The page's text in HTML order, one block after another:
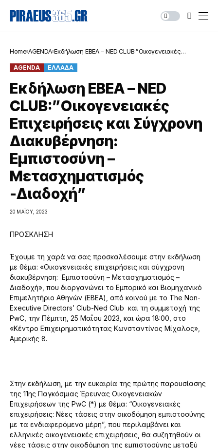
Home AGENDA Εκδήλωση ΕΒΕΑ – NED CLUB:”Οικογενειακές
Εμπιστοσύνη – Μετασχηματισμός -Διαδοχή”
AGENDA ΕΛΛΑΔΑ
Εκδήλωση ΕΒΕΑ – NED
CLUB:”Οικογενειακές
Επιχειρήσεις και Σύγχρονη
Διακυβέρνηση:
Εμπιστοσύνη –
Μετασχηματισμός
-Διαδοχή”
20 ΜΑΪ́ΟΥ, 2023
ΠΡΟΣΚΛΗΣΗ
Έχουμε τη χαρά να σας προσκαλέσουμε στην εκδήλωση
με θέμα: «Οικογενειακές επιχειρήσεις και σύγχρονη
διακυβέρνηση: Εμπιστοσύνη – Μετασχηματισμός –
Διαδοχή», που διοργανώνει το Εμπορικό και Βιομηχανικό
Επιμελητήριο Αθηνών (ΕΒΕΑ), από κοινού με το The Non-
Executive Directors’ Club-Ned Club και τη συμμετοχή της
PwC, την Πέμπτη, 25 Μαΐου 2023, και ώρα 18:00, στο
«Κέντρο Επιχειρηματικότητας Κωνσταντίνος Μίχαλος»,
Αμερικής 8.
Στην εκδήλωση, με την ευκαιρία της πρώτης παρουσίασης
της 11ης Παγκόσμιας Έρευνας Οικογενειακών
Επιχειρήσεων της PwC (*) με θέμα: “Οικογενειακές
επιχειρήσεις: Νέες τάσεις στην οικοδόμηση εμπιστοσύνης
με τα ενδιαφερόμενα μέρη”, που περιλαμβάνει και
ελληνικές οικογενειακές επιχειρήσεις, θα συζητηθούν οι
νέες τάσεις στην οικοδόμηση της εμπιστοσύνης μεταξύ